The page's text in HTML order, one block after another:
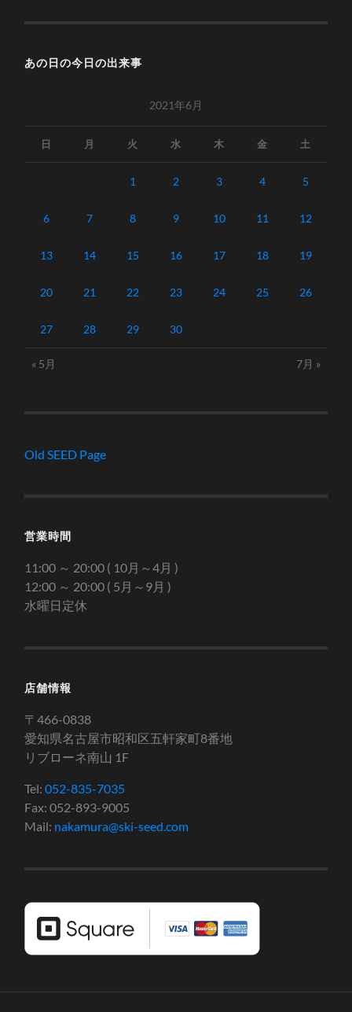
あの日の今日の出来事
2021年6月
日 月 火 水 木 金 土
1 2 3 4 5
6 7 8 9 10 11 12
13 14 15 16 17 18 19
20 21 22 23 24 25 26
27 28 29 30
« 5月 7月 »
Old SEED Page
営業時間
11:00 ～ 20:00 ( 10月～4月 )
12:00 ～ 20:00 ( 5月～9月 )
水曜日定休
店舗情報
〒466-0838
愛知県名古屋市昭和区五軒家町8番地
リブローネ南山 1F
Tel:052-835-7035
Fax: 052-893-9005
Mail: nakamura@ski-seed.com